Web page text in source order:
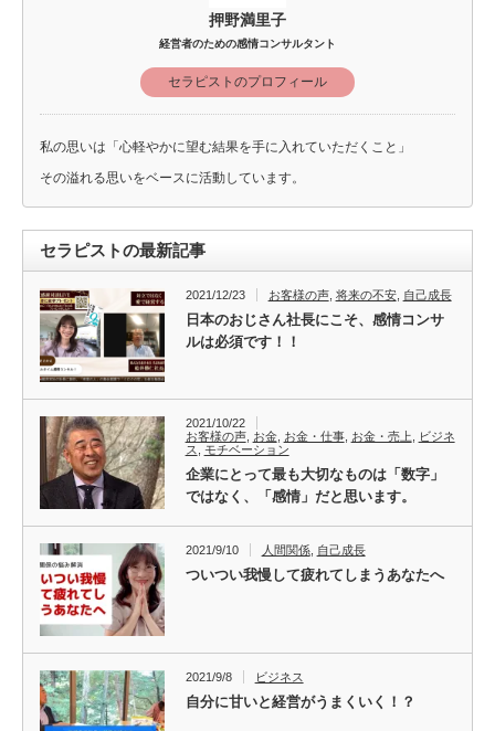
押野満里子
経営者のための感情コンサルタント
セラピストのプロフィール
私の思いは「心軽やかに望む結果を手に入れていただくこと」
その溢れる思いをベースに活動しています。
セラピストの最新記事
2021/12/23 お客様の声, 将来の不安, 自己成長
日本のおじさん社長にこそ、感情コンサ
ルは必須です！！
2021/10/22
お客様の声, お金, お金・仕事, お金・売上
ビジネ
ス
モチベーション
企業にとって最も大切なものは「数字」
ではなく、「感情」だと思います。
2021/9/10 人間関係, 自己成長
ついつい我慢して疲れてしまうあなたへ
2021/9/8 ビジネス
自分に甘いと経営がうまくいく！？